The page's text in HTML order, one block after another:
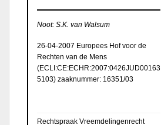
Noot: S.K. van Walsum
26-04-2007 Europees Hof voor de
Rechten van de Mens
(ECLI:CE:ECHR:2007:0426JUD00163
5103) zaaknummer: 16351/03
Rechtspraak Vreemdelingenrecht